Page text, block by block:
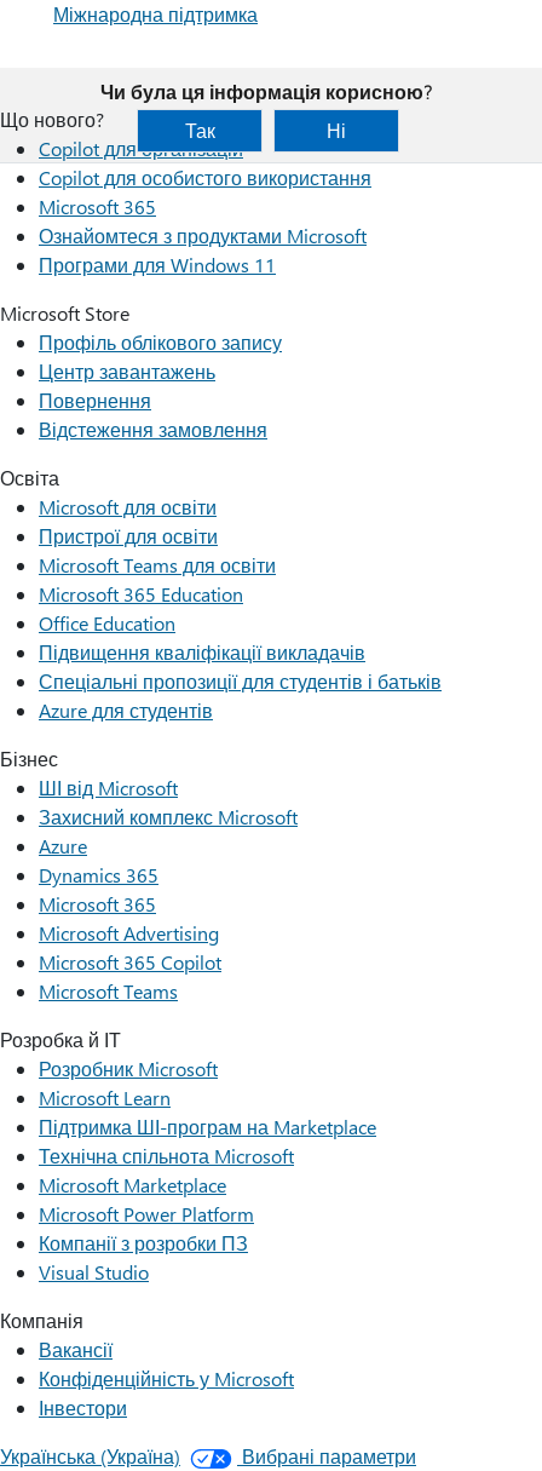
Міжнародна підтримка
Чи була ця інформація корисною?
Так
Ні
Що нового?
Copilot для організацій
Copilot для особистого використання
Microsoft 365
Ознайомтеся з продуктами Microsoft
Програми для Windows 11
Microsoft Store
Профіль облікового запису
Центр завантажень
Повернення
Відстеження замовлення
Освіта
Microsoft для освіти
Пристрої для освіти
Microsoft Teams для освіти
Microsoft 365 Education
Office Education
Підвищення кваліфікації викладачів
Спеціальні пропозиції для студентів і батьків
Azure для студентів
Бізнес
ШІ від Microsoft
Захисний комплекс Microsoft
Azure
Dynamics 365
Microsoft 365
Microsoft Advertising
Microsoft 365 Copilot
Microsoft Teams
Розробка й ІТ
Розробник Microsoft
Microsoft Learn
Підтримка ШІ-програм на Marketplace
Технічна спільнота Microsoft
Microsoft Marketplace
Microsoft Power Platform
Компанії з розробки ПЗ
Visual Studio
Компанія
Вакансії
Конфіденційність у Microsoft
Інвестори
Українська (Україна)
Вибрані параметри